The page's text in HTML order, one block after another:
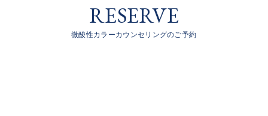
RESERVE
微酸性カラーカウンセリングのご予約